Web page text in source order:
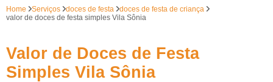
Home Serviços doces de festa
doces de festa de criança
valor de doces de festa simples Vila Sônia
Valor de Doces de Festa
Simples Vila Sônia